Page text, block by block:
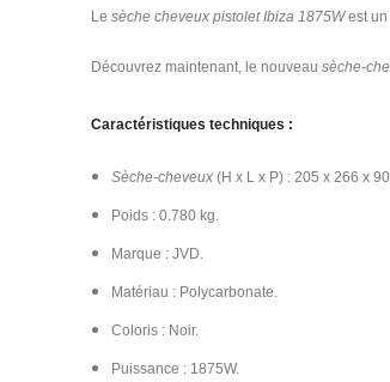
Le sèche cheveux pistolet Ibiza 1875West un
Découvrez maintenant, le nouveau sèche-
Caractéristiques techniques :
Sèche-cheveux (H x L x P) : 205 x 266 x 90
Poids : 0.780 kg.
Marque : JVD.
Matériau : Polycarbonate.
Coloris : Noir.
Puissance : 1875W.